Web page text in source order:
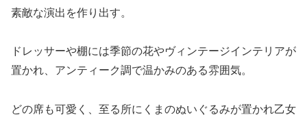
素敵な演出を作り出す。
ドレッサーや棚には季節の花やヴィンテージインテリアが
置かれ、アンティーク調で温かみのある雰囲気。
どの席も可愛く、至る所にくまのぬいぐるみが置かれ乙女